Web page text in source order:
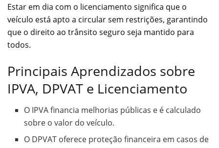
Estar em dia com o licenciamento significa que o
veículo está apto a circular sem restrições, garantindo
que o direito ao trânsito seguro seja mantido para
todos.
Principais Aprendizados sobre
IPVA, DPVAT e Licenciamento
O IPVA financia melhorias públicas e é calculado
sobre o valor do veículo.
O DPVAT oferece proteção financeira em casos de